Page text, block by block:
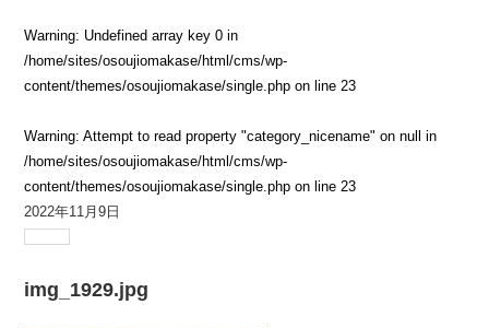
Warning: Undefined array key 0 in
/home/sites/osoujiomakase/html/cms/wp-
content/themes/osoujiomakase/single.php on line 23
Warning: Attempt to read property "category_nicename" on null in
/home/sites/osoujiomakase/html/cms/wp-
content/themes/osoujiomakase/single.php on line 23
2022年11月9日
img_1929.jpg